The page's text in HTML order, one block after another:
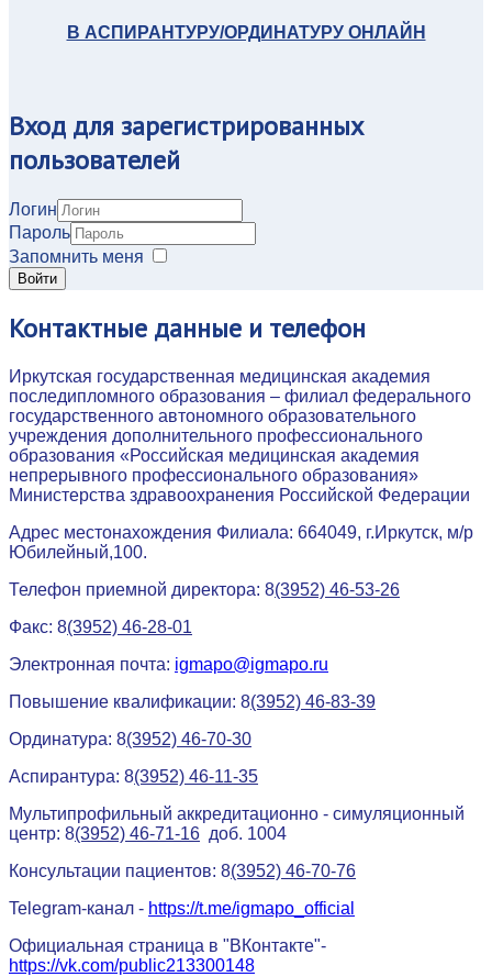
В АСПИРАНТУРУ/ОРДИНАТУРУ ОНЛАЙН
Вход для зарегистрированных
пользователей
Логин
Пароль
Запомнить меня
Войти
Контактные данные и телефон
Иркутская государственная медицинская академия
последипломного образования – филиал федерального
государственного автономного образовательного
учреждения дополнительного профессионального
образования «Российская медицинская академия
непрерывного профессионального образования»
Министерства здравоохранения Российской Федерации
Адрес местонахождения Филиала: 664049, г.Иркутск, м/р
Юбилейный,100.
Телефон приемной директора: 8(3952) 46-53-26
Факс: 8(3952) 46-28-01
Электронная почта: igmapo@igmapo.ru
Повышение квалификации: 8(3952) 46-83-39
Ординатура: 8(3952) 46-70-30
Аспирантура: 8(3952) 46-11-35
Мультипрофильный аккредитационно - симуляционный
центр: 8(3952) 46-71-16 доб. 1004
Консультации пациентов: 8(3952) 46-70-76
Telegram-канал - https://t.me/igmapo_official
Официальная страница в "ВКонтакте"-
https://vk.com/public213300148